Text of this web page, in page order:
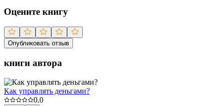
Оцените книгу
Опубликовать отзыв
книги автора
Как управлять деньгами?
0.0